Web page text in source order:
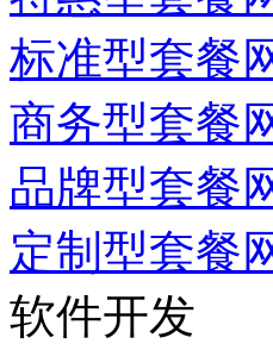
标准型套餐
商务型套餐
品牌型套餐
定制型套餐
软件开发